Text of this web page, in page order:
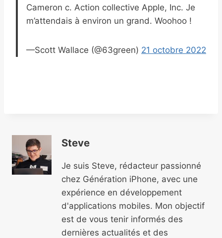
Cameron c. Action collective Apple, Inc. Je
m’attendais à environ un grand. Woohoo !
—Scott Wallace (@63green) 21 octobre 2022
Steve
Je suis Steve, rédacteur passionné
chez Génération iPhone, avec une
expérience en développement
d'applications mobiles. Mon objectif
est de vous tenir informés des
dernières actualités et des